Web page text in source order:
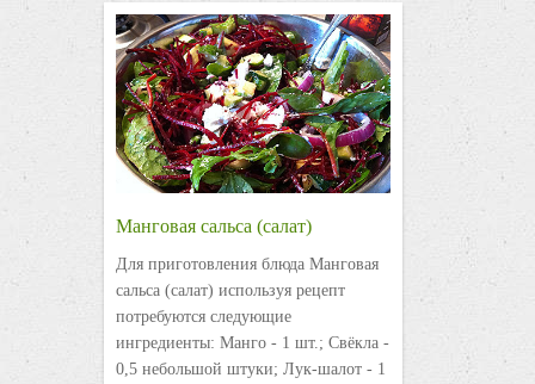
Манговая сальса (салат)
Для приготовления блюда Манговая
сальса (салат) используя рецепт
потребуются следующие
ингредиенты: Манго - 1 шт.; Свёкла -
0,5 небольшой штуки; Лук-шалот - 1